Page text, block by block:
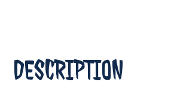
DESCRIPTION